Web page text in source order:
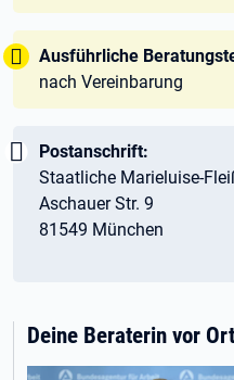
Tipp:
Ausführliche
nach Vereinbarung
Wichtig:
Postanschrift:
Staatliche Marieluise-
Aschauer Str. 9
81549 München
Deine Beraterin vor Ort